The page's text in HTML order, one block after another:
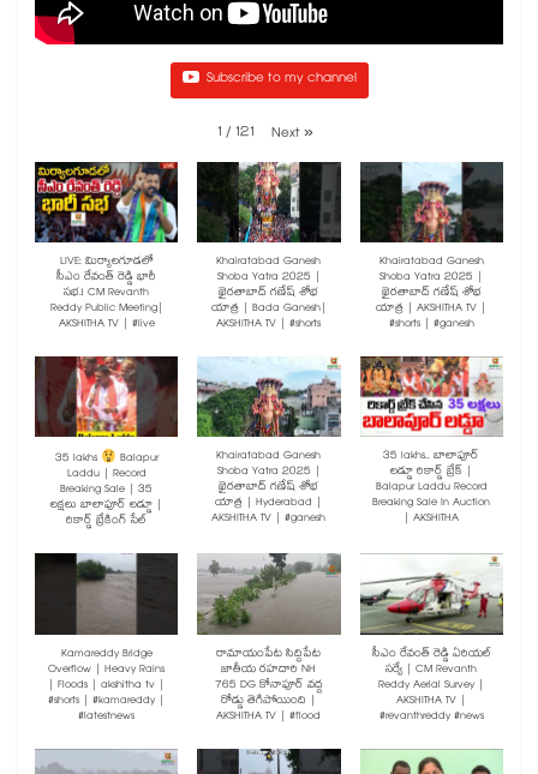
Subscribe to my channel
1 /121 Next»
LIVE: మిర్యాలగూడలో
సీఎం రేవంత్ రెడ్డి భారీ
సభ.! CM Revanth
Reddy Public Meeting|
AKSHITHA TV | #live
Khairatabad Ganesh
Shoba Yatra 2025 |
ఖైరతాబాద్ గణేష్ శోభ
యాత్ర | Bada Ganesh|
AKSHITHA TV | #shorts
Khairatabad Ganesh
Shoba Yatra 2025 |
ఖైరతాబాద్ గణేష్ శోభ
యాత్ర | AKSHITHA TV |
#shorts | #ganesh
35 lakhs Balapur
Laddu | Record
Breaking Sale | 35
లక్షలు బాలాపూర్ లడ్డూ |
రికార్డ్ బ్రేకింగ్ సేల్
Khairatabad Ganesh
Shoba Yatra 2025 |
ఖైరతాబాద్ గణేష్ శోభ
యాత్ర | Hyderabad |
AKSHITHA TV | #ganesh
35 lakhs.. బాలాపూర్
లడ్డూ రికార్డ్ బ్రేక్ |
Balapur Laddu Record
Breaking Sale In Auction
| AKSHITHA
Kamareddy Bridge
Overflow | Heavy Rains
| Floods | akshitha tv |
#shorts | #kamareddy |
#latestnews
రామాయంపేట సిద్దిపేట
జాతీయ రహదారి NH
765 DG కోనాపూర్ వద్ద
రోడ్డు తెగిపోయింది |
AKSHITHA TV | #flood
సీఎం రేవంత్ రెడ్డి ఏరియల్
సర్వే | CM Revanth
Reddy Aerial Survey |
AKSHITHA TV |
#revanthreddy #news